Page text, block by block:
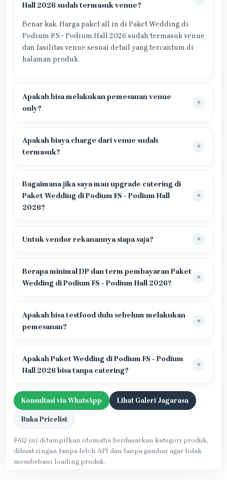
Hall 2026 sudah termasuk venue?
Benar kak. Harga paket all in di Paket Wedding di
Podium FS - Podium Hall 2026 sudah termasuk venue
dan fasilitas venue sesuai detail yang tercantum di
halaman produk.
Apakah bisa melakukan pemesanan venue
only?
Apakah biaya charge dari venue sudah
termasuk?
Bagaimana jika saya mau upgrade catering di
Paket Wedding di Podium FS - Podium Hall
2026?
Untuk vendor rekanannya siapa saja?
Berapa minimal DP dan term pembayaran Paket
Wedding di Podium FS - Podium Hall 2026?
Apakah bisa testfood dulu sebelum melakukan
pemesanan?
Apakah Paket Wedding di Podium FS - Podium
Hall 2026 bisa tanpa catering?
Konsultasi via WhatsApp Lihat Galeri Jagarasa
Buka Pricelist
FAQ ini ditampilkan otomatis berdasarkan kategori produk,
dibuat ringan tanpa fetch API dan tanpa gambar agar tidak
membebani loading produk.